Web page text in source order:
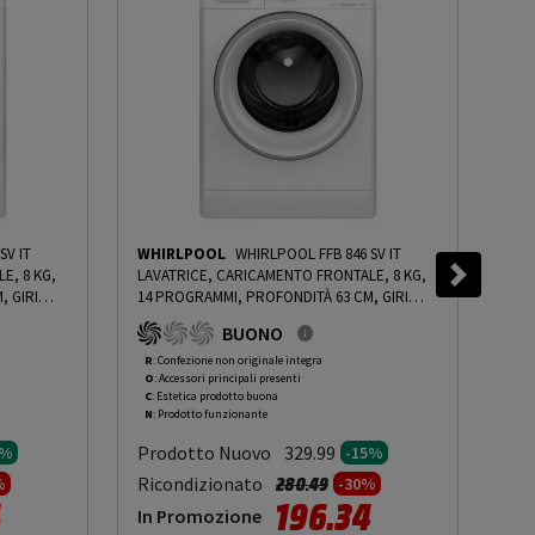
IT
8 KG,
GIRI
-
da
WHIRLPOOL WHIRLPOOL FFB 846 SV IT
LAVATRICE, CARICAMENTO FRONTALE, 8 KG,
14 PROGRAMMI, PROFONDITÀ 63 CM, GIRI
1400 RPM, LIVELLO RUMOROSITÀ CENTRIFUGA
78 DB(A), CLASSE A - PRMG GRADING ROCN -
15%-PRMG GRADING ROCN - 15%
BUONO
R: Confezione non originale integra
O: Accessori principali presenti
C: Estetica prodotto buona
N: Prodotto funzionante
Prodotto Nuovo 329.99 -15%
Ricondizionato Prezzo ridotto da
280.49a-30%
In Promozione 196.34